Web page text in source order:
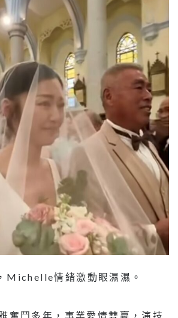
Michelle情緒激動眼濕濕。
奮鬥多年，事業愛情雙贏，演技